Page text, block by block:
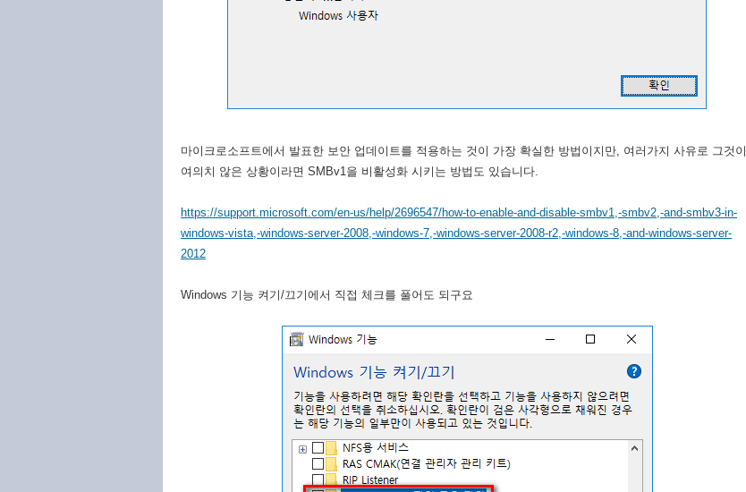
마이크로소프트에서 발표한 보안 업데이트를 적용하는 것이 가장 확실한 방법이지만, 여러가지 사유로 그것이
여의치 않은 상황이라면 SMBv1을 비활성화 시키는 방법도 있습니다.
https://support.microsoft.com/en-us/help/2696547/how-to-enable-and-disable-smbv1,-smbv2,-and-smbv3-in-
windows-vista,-windows-server-2008,-windows-7,-windows-server-2008-r2,-windows-8,-and-windows-server-
2012
Windows 기능 켜기/끄기에서 직접 체크를 풀어도 되구요